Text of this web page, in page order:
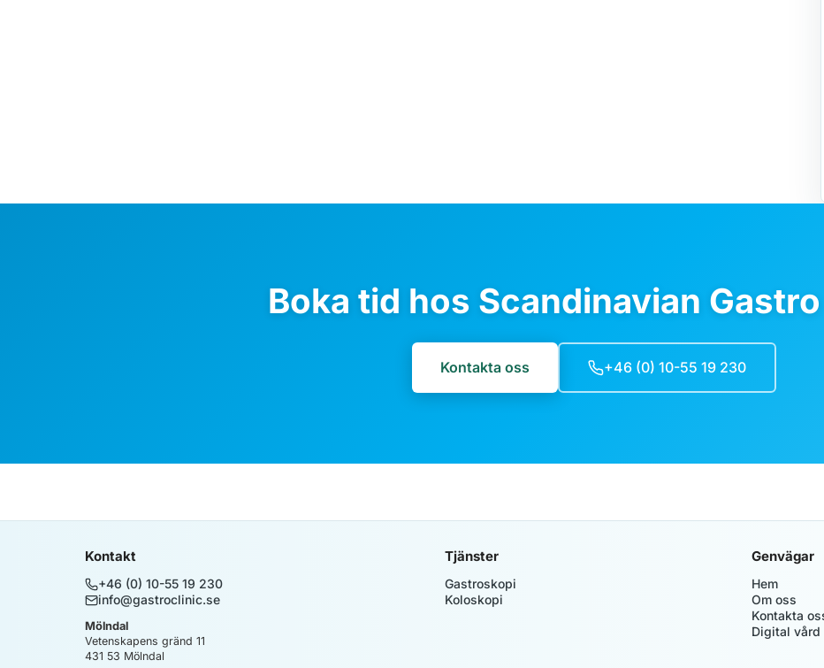
Boka tid hos Scandinavian
Kontakta oss +46 (0) 10-55 19 230
Kontakt
+46 (0) 10-55 19 230
info@gastroclinic.se
Mölndal
Vetenskapens gränd 11
431 53 Mölndal
Tjänster
Gastroskopi
Koloskopi
Genvägar
Hem
Om oss
Kontakta
Digital vård